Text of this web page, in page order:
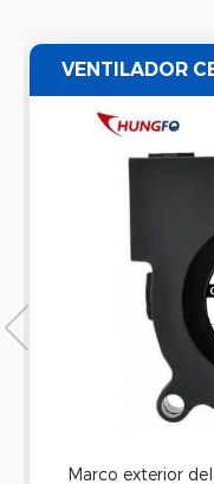
VENTILADOR
Marco exterior